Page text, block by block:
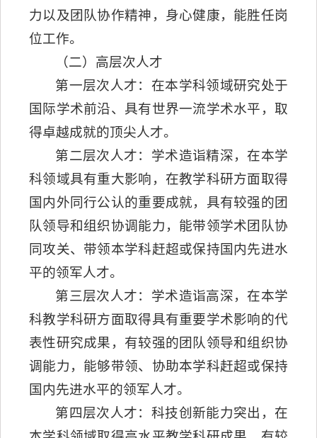
力以及团队协作精神，身心健康，能胜任岗
位工作。
（二）高层次人才
第一层次人才：在本学科领域研究处于
国际学术前沿、具有世界一流学术水平，取
得卓越成就的顶尖人才。
第二层次人才：学术造诣精深，在本学
科领域具有重大影响，在教学科研方面取得
国内外同行公认的重要成就，具有较强的团
队领导和组织协调能力，能带领学术团队协
同攻关、带领本学科赶超或保持国内先进水
平的领军人才。
第三层次人才：学术造诣高深，在本学
科教学科研方面取得具有重要学术影响的代
表性研究成果，有较强的团队领导和组织协
调能力，能够带领、协助本学科赶超或保持
国内先进水平的领军人才。
第四层次人才：科技创新能力突出，在